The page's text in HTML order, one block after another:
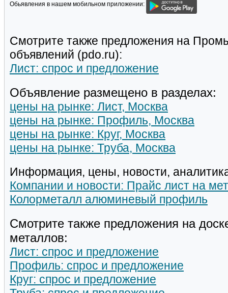
Обьявления в нашем мобильном приложении:
Смотрите также предложения на
объявлений (pdo.ru):
Лист: спрос и предложение
Объявление размещено в разделах:
цены на рынке: Лист, Москва
цены на рынке: Профиль, Москва
цены на рынке: Круг, Москва
цены на рынке: Труба, Москва
Информация, цены, новости,
Компании и новости: Прайс лист на
Колорметалл алюминевый профиль
Смотрите также предложения на
металлов:
Лист: спрос и предложение
Профиль: спрос и предложение
Круг: спрос и предложение